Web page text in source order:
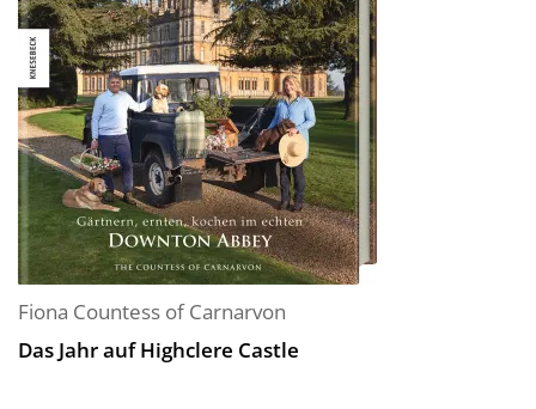
Fiona Countess of Carnarvon
Das Jahr auf Highclere Castle